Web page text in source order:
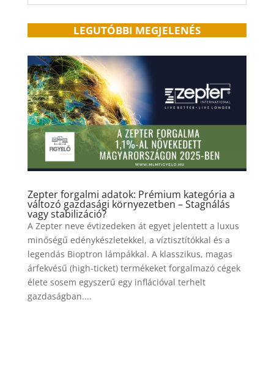
LEGUTÓBBI MEGJELENÉS
Zepter forgalmi adatok: Prémium kategória a
változó gazdasági környezetben – Stagnálás
vagy stabilizáció?
A Zepter neve évtizedeken át egyet jelentett a luxus
minőségű edénykészletekkel, a víztisztítókkal és a
legendás Bioptron lámpákkal. A klasszikus, magas
árfekvésű (high-ticket) termékeket forgalmazó cégek
élete sosem egyszerű egy inflációval terhelt
gazdaságban....